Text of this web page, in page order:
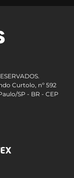
Curtolo, nº 592
SP - BR - CEP